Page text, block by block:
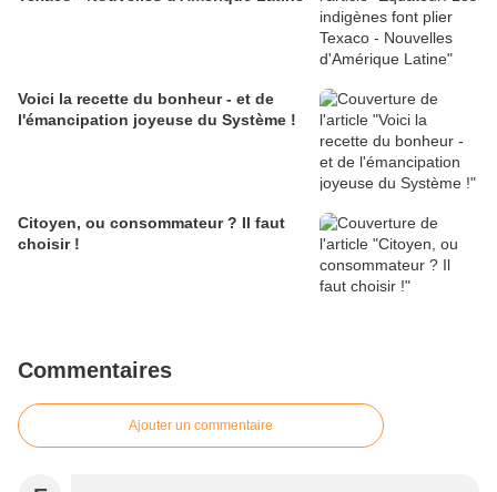
Voici la recette du bonheur - et de
l'émancipation joyeuse du Système !
Citoyen, ou consommateur ? Il faut
choisir !
Commentaires
Ajouter un commentaire